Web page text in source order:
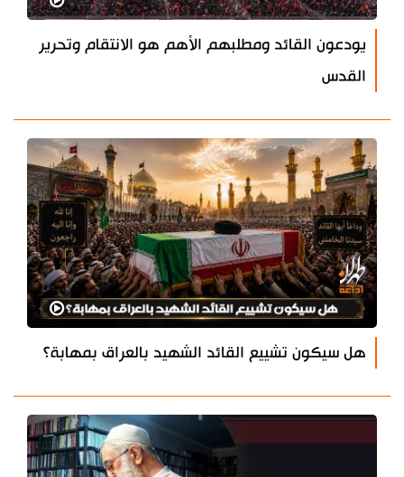
يودعون القائد ومطلبهم الأهم هو الانتقام وتحرير
القدس
هل سيكون تشييع القائد الشهيد بالعراق بمهابة؟